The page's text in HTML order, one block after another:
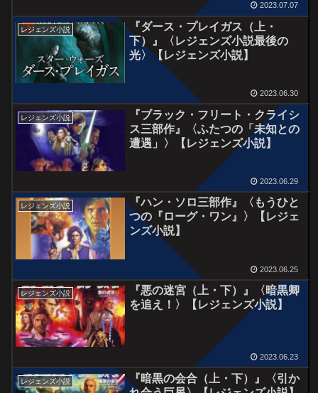
2023.07.07
レジェンズ小説
『ダース・プレイガス（上・
下）』〈レジェンズ小説最後の
光〉【レジェンズ小説】
2023.06.30
レジェンズ小説
『ブラック・フリート・クライシ
ス三部作』〈ふたつの「未知との
遭遇」〉【レジェンズ小説】
2023.06.29
レジェンズ小説
『ハン・ソロ三部作』〈もうひと
つの『ローグ・ワン』〉【レジェ
ンズ小説】
2023.06.25
レジェンズ小説
『悪の迷宮（上・下）』〈暗黒卿
を追え！〉【レジェンズ小説】
2023.06.23
レジェンズ小説
『暗黒の会合（上・下）』〈引か